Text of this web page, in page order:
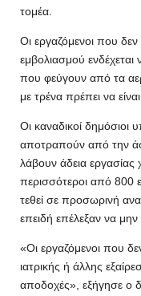
τομέα.
Οι εργαζόμενοι που
εμβολιασμού
που φεύγουν από τα
με τρένα πρέπει να
Οι καναδικοί δημόσιοι
αποτραπούν από την
λάβουν άδεια εργασίας
περισσότεροι από 800
τεθεί σε προσωρινή
επειδή επέλεξαν να μην
«Οι εργαζόμενοι που
ιατρικής ή άλλης
αποδοχές», εξήγησε ο